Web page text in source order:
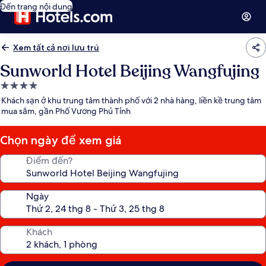
Đến trang nội dung
Xem tất cả nơi lưu trú
Sunworld Hotel Beijing Wangfujing
Nơi
lưu
trú
4.0
sao
Khách sạn ở khu trung tâm thành phố với 2 nhà hàng, liền kề trung tâm
mua sắm, gần Phố Vương Phủ Tỉnh
Chọn ngày để xem giá
Điểm đến?
Ngày
Khách